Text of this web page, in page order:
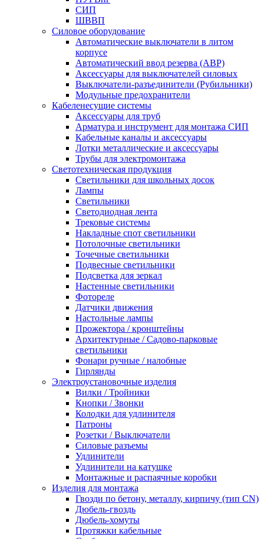
СИП
ШВВП
Силовое оборудование
Автоматические выключатели в литом
корпусе
Автоматический ввод резерва (АВР)
Аксессуары для выключателей силовых
Выключатели-разъединители (Рубильники)
Модульные предохранители
Кабеленесущие системы
Аксессуары для труб
Арматура и инструмент для монтажа СИП
Кабельные каналы и аксессуары
Лотки металлические и аксессуары
Трубы для электромонтажа
Светотехническая продукция
Светильники для школьных досок
Лампы
Светильники
Светодиодная лента
Трековые системы
Накладные спот светильники
Потолочные светильники
Точечные светильники
Подвесные светильники
Подсветка для зеркал
Настенные светильники
Фотореле
Датчики движения
Настольные лампы
Прожектора / кронштейны
Архитектурные / Садово-парковые
светильники
Фонари ручные / налобные
Гирлянды
Электроустановочные изделия
Вилки / Тройники
Кнопки / Звонки
Колодки для удлинителя
Патроны
Розетки / Выключатели
Силовые разъемы
Удлинители
Удлинители на катушке
Монтажные и распаячные коробки
Изделия для монтажа
Гвозди по бетону, металлу, кирпичу (тип CN)
Дюбель-гвоздь
Дюбель-хомуты
Протяжки кабельные